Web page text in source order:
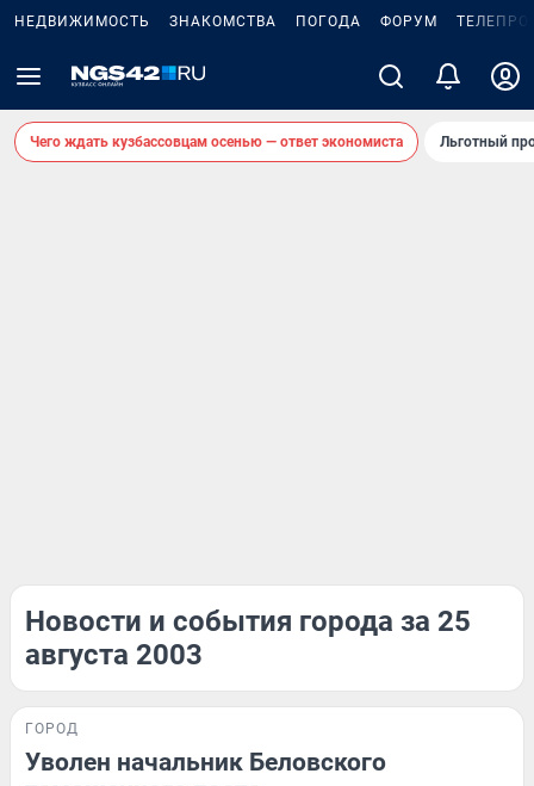
НЕДВИЖИМОСТЬ ЗНАКОМСТВА ПОГОДА ФОРУМ
Чего ждать кузбассовцам осенью — ответ экономиста Льготный
Новости и события города за 25
августа 2003
ГОРОД
Уволен начальник Беловского